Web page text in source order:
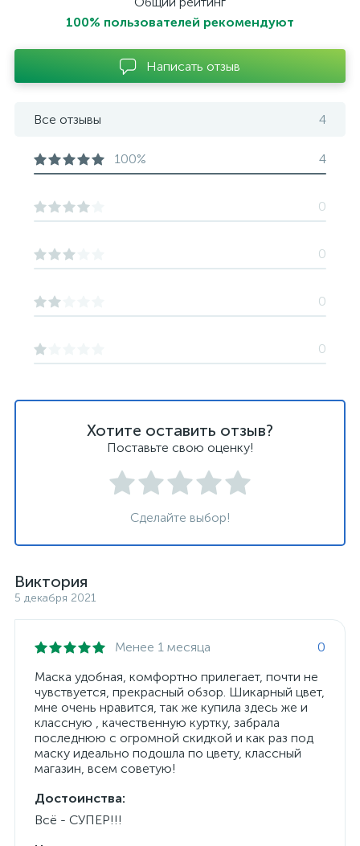
Хотите оставить отзыв?
Поставьте свою оценку!
Сделайте выбор!
Виктория
5 декабря 2021
Менее 1 месяца
0
Маска удобная, комфортно прилегает, почти не
чувствуется, прекрасный обзор. Шикарный цвет,
мне очень нравится, так же купила здесь же и
классную , качественную куртку, забрала
последнюю с огромной скидкой и как раз под
маску идеально подошла по цвету, классный
магазин, всем советую!
Достоинства:
Всё - СУПЕР!!!
100% пользователей рекомендуют
Написать отзыв
Все отзывы 4
100% 4
0
0
0
0